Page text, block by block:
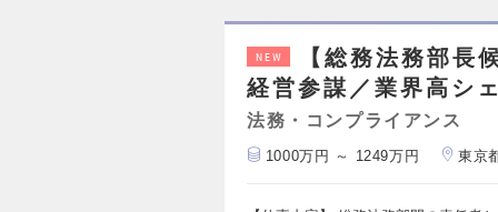
NEW
【総務法務部長
経営参謀／業界高シ
法務・コンプライアンス
1000万円 ～ 1249万円 東京